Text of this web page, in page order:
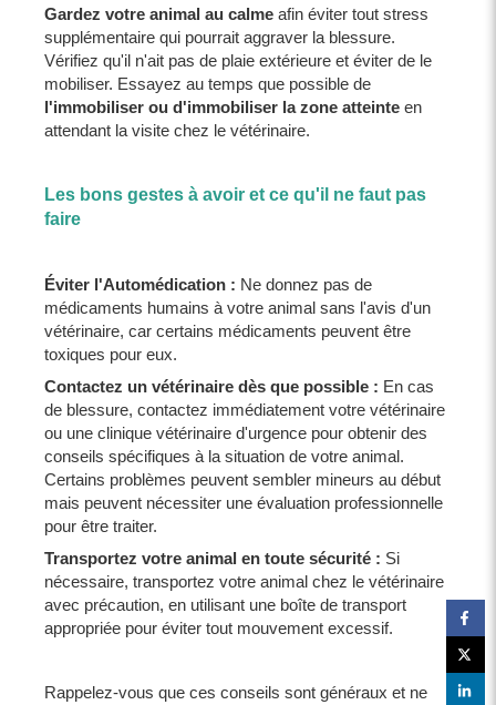
Gardez votre animal au calme afin éviter tout stress
supplémentaire qui pourrait aggraver la blessure.
Vérifiez qu'il n'ait pas de plaie extérieure et éviter de le
mobiliser. Essayez au temps que possible de
l'immobiliser ou d'immobiliser la zone atteinte en
attendant la visite chez le vétérinaire.
Les bons gestes à avoir et ce qu'il ne faut pas
faire
Éviter l'Automédication : Ne donnez pas de
médicaments humains à votre animal sans l'avis d'un
vétérinaire, car certains médicaments peuvent être
toxiques pour eux.
Contactez un vétérinaire dès que possible : En cas
de blessure, contactez immédiatement votre vétérinaire
ou une clinique vétérinaire d'urgence pour obtenir des
conseils spécifiques à la situation de votre animal.
Certains problèmes peuvent sembler mineurs au début
mais peuvent nécessiter une évaluation professionnelle
pour être traiter.
Transportez votre animal en toute sécurité : Si
nécessaire, transportez votre animal chez le vétérinaire
avec précaution, en utilisant une boîte de transport
appropriée pour éviter tout mouvement excessif.
Rappelez-vous que ces conseils sont généraux et ne